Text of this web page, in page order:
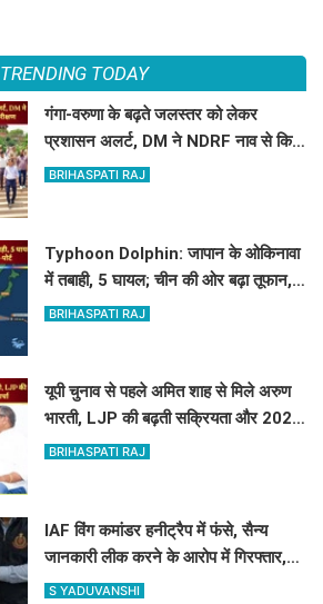
TRENDING TODAY
गंगा-वरुणा के बढ़ते जलस्तर को लेकर
प्रशासन अलर्ट, DM ने NDRF नाव से किया
बाढ़ प्रभावित क्षेत्रों का निरीक्षण
BRIHASPATI RAJ
Typhoon Dolphin: जापान के ओकिनावा
में तबाही, 5 घायल; चीन की ओर बढ़ा तूफान,
बंद किए गए स्कूल-पोर्ट
BRIHASPATI RAJ
यूपी चुनाव से पहले अमित शाह से मिले अरुण
भारती, LJP की बढ़ती सक्रियता और 2027
की रणनीति पर चर्चा
BRIHASPATI RAJ
IAF विंग कमांडर हनीट्रैप में फंसे, सैन्य
जानकारी लीक करने के आरोप में गिरफ्तार,
पाकिस्तानी जासूसी नेटवर्क का शक
S YADUVANSHI